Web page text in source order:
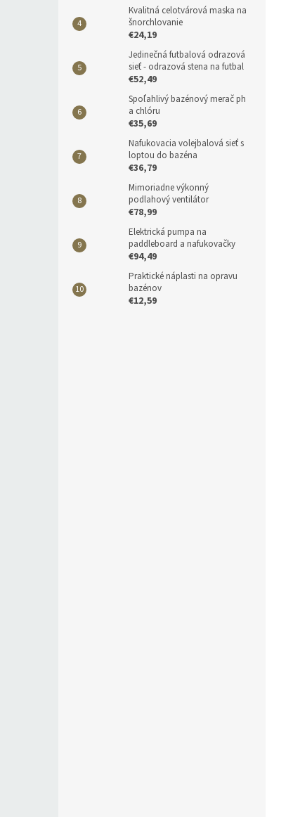
Kvalitná celotvárová maska na
šnorchlovanie
€24,19
Jedinečná futbalová odrazová
sieť - odrazová stena na futbal
€52,49
Spoľahlivý bazénový merač ph
a chlóru
€35,69
Nafukovacia volejbalová sieť s
loptou do bazéna
€36,79
Mimoriadne výkonný
podlahový ventilátor
€78,99
Elektrická pumpa na
paddleboard a nafukovačky
€94,49
Praktické náplasti na opravu
bazénov
€12,59